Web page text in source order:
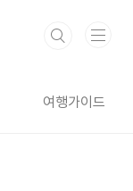
여행가이드